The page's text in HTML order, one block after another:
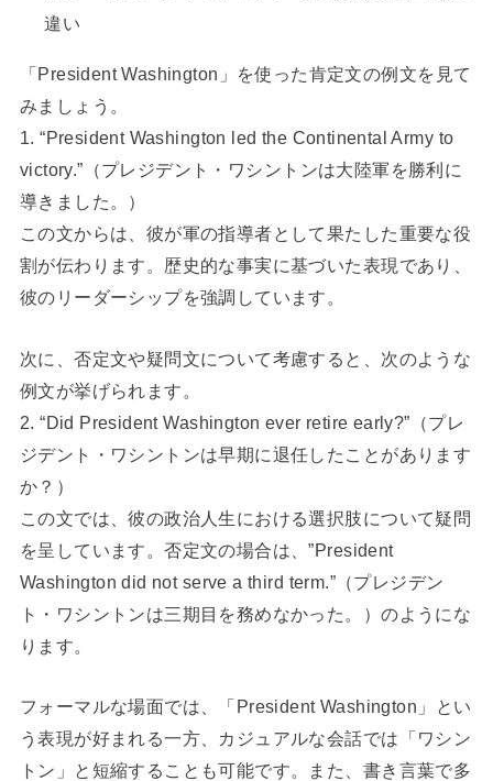
違い
「President Washington」を使った肯定文の例文を見て
みましょう。
1. “President Washington led the Continental Army to
victory.”（プレジデント・ワシントンは大陸軍を勝利に
導きました。）
この文からは、彼が軍の指導者として果たした重要な役
割が伝わります。歴史的な事実に基づいた表現であり、
彼のリーダーシップを強調しています。
次に、否定文や疑問文について考慮すると、次のような
例文が挙げられます。
2. “Did President Washington ever retire early?”（プレ
ジデント・ワシントンは早期に退任したことがあります
か？）
この文では、彼の政治人生における選択肢について疑問
を呈しています。否定文の場合は、”President
Washington did not serve a third term.”（プレジデン
ト・ワシントンは三期目を務めなかった。）のようにな
ります。
フォーマルな場面では、「President Washington」とい
う表現が好まれる一方、カジュアルな会話では「ワシン
トン」と短縮することも可能です。また、書き言葉で多